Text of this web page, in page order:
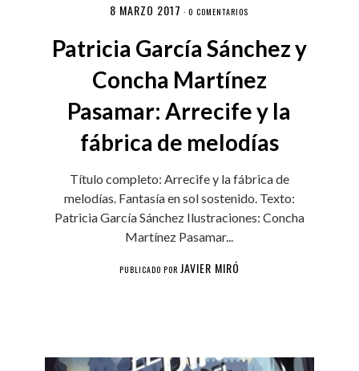
8 MARZO 2017 ·0 COMENTARIOS
Patricia García Sánchez y
Concha Martínez
Pasamar: Arrecife y la
fábrica de melodías
Título completo: Arrecife y la fábrica de
melodías. Fantasía en sol sostenido. Texto:
Patricia García Sánchez Ilustraciones: Concha
Martínez Pasamar...
PUBLICADO POR JAVIER MIRÓ